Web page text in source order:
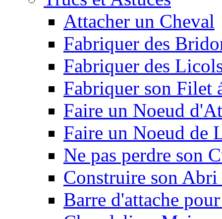
Attacher un Cheval
Fabriquer des
Fabriquer des
Fabriquer son Filet
Faire un Noeud
Faire un Noeud de
Ne pas perdre son
Construire son
Barre d'attache